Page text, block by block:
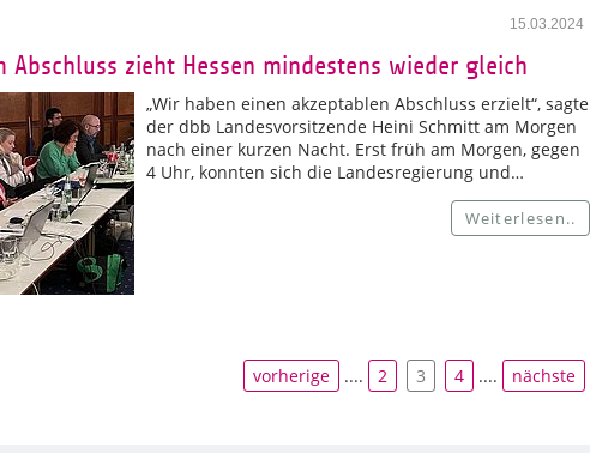
15.03.2024
Abschluss zieht Hessen mindestens wieder gleich
„Wir haben einen akzeptablen Abschluss erzielt“, sagte
der dbb Landesvorsitzende Heini Schmitt am Morgen
nach einer kurzen Nacht. Erst früh am Morgen, gegen
4 Uhr, konnten sich die Landesregierung und…
Weiterlesen..
vorherige .... 2 3 4 .... nächste